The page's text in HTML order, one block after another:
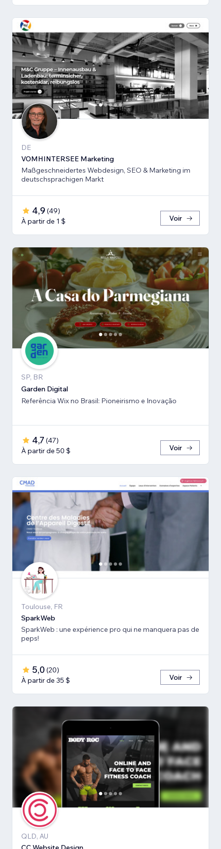
DE
VOMHINTERSEE Marketing
Maßgeschneidertes Webdesign, SEO & Marketing im
deutschsprachigen Markt
4,9 (49)
À partir de 1 $
Voir
SP, BR
Garden Digital
Referência Wix no Brasil: Pioneirismo e Inovação
4,7 (47)
À partir de 50 $
Voir
Toulouse, FR
SparkWeb
SparkWeb : une expérience pro qui ne manquera pas de
peps!
5,0 (20)
À partir de 35 $
Voir
QLD, AU